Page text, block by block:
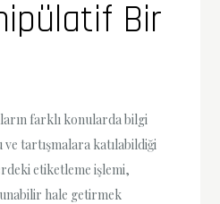
Bir
farklı konularda bilgi
ve tartışmalara katılabildiği
etiketleme işlemi,
hale getirmek